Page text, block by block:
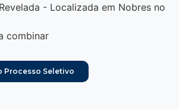
- Localizada em Nobres no
combinar
Processo Seletivo